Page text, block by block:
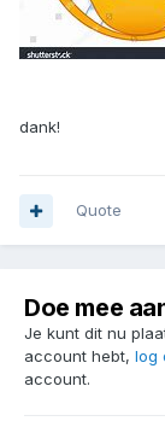
dank!
Quote
Doe mee
Je kunt dit nu
account hebt, log
account.